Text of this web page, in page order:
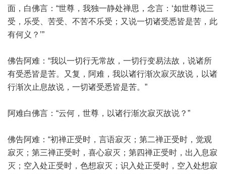
面，白佛言：“世尊，我独一静处禅思，念言：‘如世尊说三
受，乐受、苦受、不苦不乐受；又说一切诸受悉皆是苦，此
有何义？’”
佛告阿难：“我以一切行无常故，一切行变易法故，说诸所
有受悉皆是苦。又复，阿难，我以诸行渐次寂灭故说，以诸
行渐次止息故说，一切诸受悉皆是苦。”
阿难白佛言：“云何，世尊，以诸行渐次寂灭故说？”
佛告阿难：“初禅正受时，言语寂灭；第二禅正受时，觉观
寂灭；第三禅正受时，喜心寂灭；第四禅正受时，出入息寂
灭；空入处正受时，色想寂灭；识入处正受时，空入处想寂